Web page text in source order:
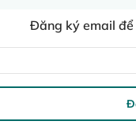
Đăng ký email để